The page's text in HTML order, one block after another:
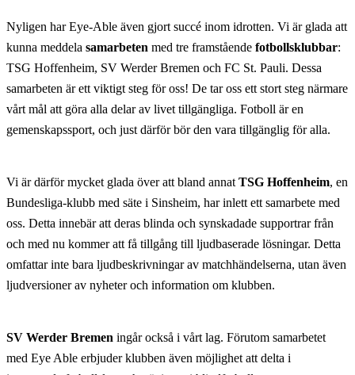
Nyligen har Eye-Able även gjort succé inom idrotten. Vi är glada att
kunna meddela samarbeten med tre framstående fotbollsklubbar:
TSG Hoffenheim, SV Werder Bremen och FC St. Pauli. Dessa
samarbeten är ett viktigt steg för oss! De tar oss ett stort steg närmare
vårt mål att göra alla delar av livet tillgängliga. Fotboll är en
gemenskapssport, och just därför bör den vara tillgänglig för alla.
Vi är därför mycket glada över att bland annat TSG Hoffenheim, en
Bundesliga-klubb med säte i Sinsheim, har inlett ett samarbete med
oss. Detta innebär att deras blinda och synskadade supportrar från
och med nu kommer att få tillgång till ljudbaserade lösningar. Detta
omfattar inte bara ljudbeskrivningar av matchhändelserna, utan även
ljudversioner av nyheter och information om klubben.
SV Werder Bremen ingår också i vårt lag. Förutom samarbetet
med Eye Able erbjuder klubben även möjlighet att delta i